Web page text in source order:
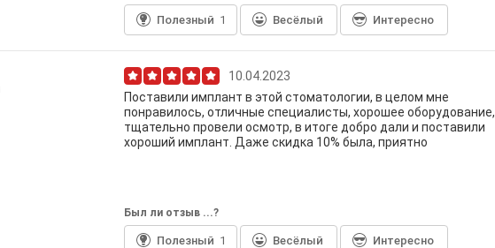
Полезный 1 Весёлый Интересно
10.04.2023
Поставили имплант в этой стоматологии, в целом мне
понравилось, отличные специалисты, хорошее оборудование,
тщательно провели осмотр, в итоге добро дали и поставили
хороший имплант. Даже скидка 10% была, приятно
Был ли отзыв ...?
Полезный 1 Весёлый Интересно